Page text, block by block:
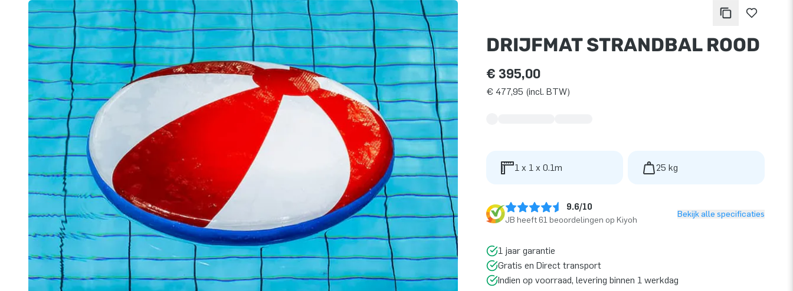
DRIJFMAT STRANDBAL ROOD
€ 395,00
€ 477,95 (incl. BTW)
1 x 1 x 0.1m 25 kg
9.6/10
JB heeft 61 beoordelingen op Kiyoh
Bekijk alle specificaties
1 jaar garantie
Gratis en Direct transport
Indien op voorraad, levering binnen 1 werkdag